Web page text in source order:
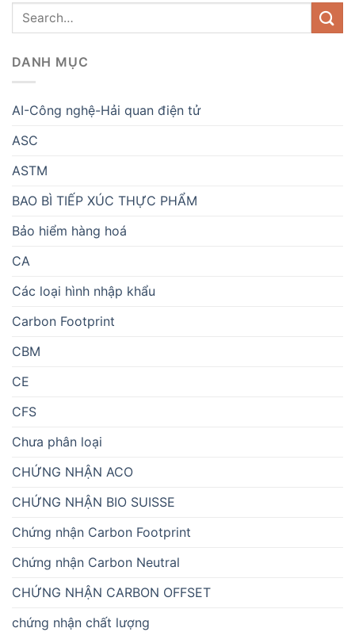
DANH MỤC
AI-Công nghệ-Hải quan điện tử
ASC
ASTM
BAO BÌ TIẾP XÚC THỰC PHẨM
Bảo hiểm hàng hoá
CA
Các loại hình nhập khẩu
Carbon Footprint
CBM
CE
CFS
Chưa phân loại
CHỨNG NHẬN ACO
CHỨNG NHẬN BIO SUISSE
Chứng nhận Carbon Footprint
Chứng nhận Carbon Neutral
CHỨNG NHẬN CARBON OFFSET
chứng nhận chất lượng